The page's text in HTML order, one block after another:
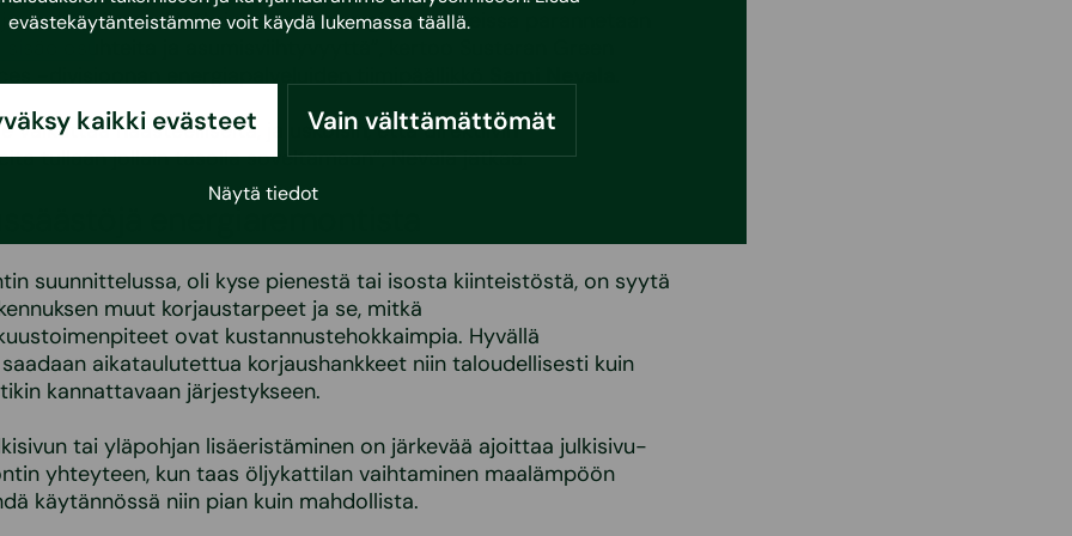
evästekäytänteistämme voit käydä lukemassa täällä.
kaikki evästeet Vain välttämättömät
Näytä tiedot
ja sodan aikana. Lisäksi monissa energiaremonteissa parannetaan
vaikuttaa haasteelliselta, ja uskoisin, että direktiivin
tullaan jollain tasolla soveltamaan”, Nevala jatkaa.
energiaremontista
suunnittelussa, oli kyse pienestä tai isosta kiinteistöstä, on syytä
muut korjaustarpeet ja se, mitkä
ovat kustannustehokkaimpia. Hyvällä
aikataulutettua korjaushankkeet niin taloudellisesti kuin
kannattavaan järjestykseen.
tai yläpohjan lisäeristäminen on järkevää ajoittaa julkisivu-
yhteyteen, kun taas öljykattilan vaihtaminen maalämpöön
käytännössä niin pian kuin mahdollista.